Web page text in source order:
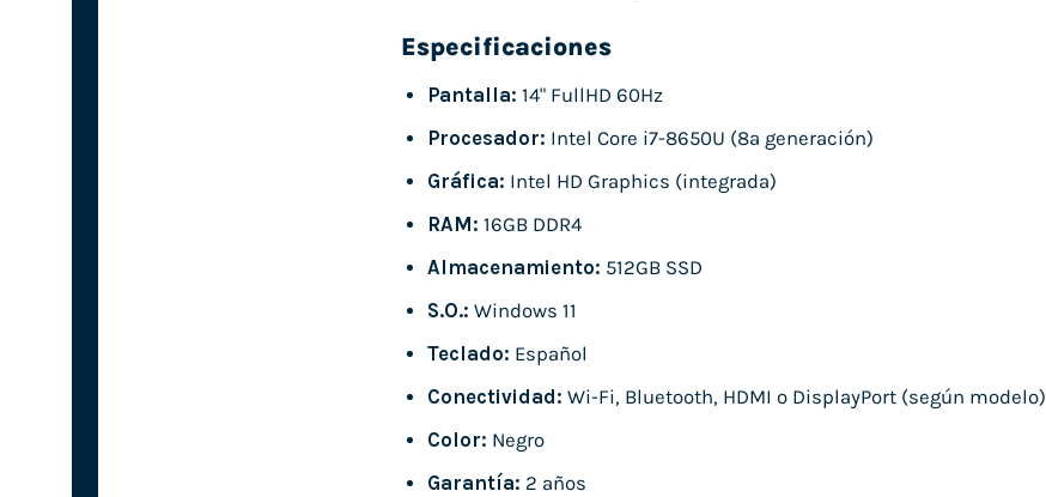
Especificaciones
Pantalla: 14" FullHD 60Hz
Procesador: Intel Core i7-8650U (8ª generación)
Gráfica: Intel HD Graphics (integrada)
RAM: 16GB DDR4
Almacenamiento: 512GB SSD
S.O.: Windows 11
Teclado: Español
Conectividad: Wi-Fi, Bluetooth, HDMI o DisplayPort (según modelo)
Color: Negro
Garantía: 2 años